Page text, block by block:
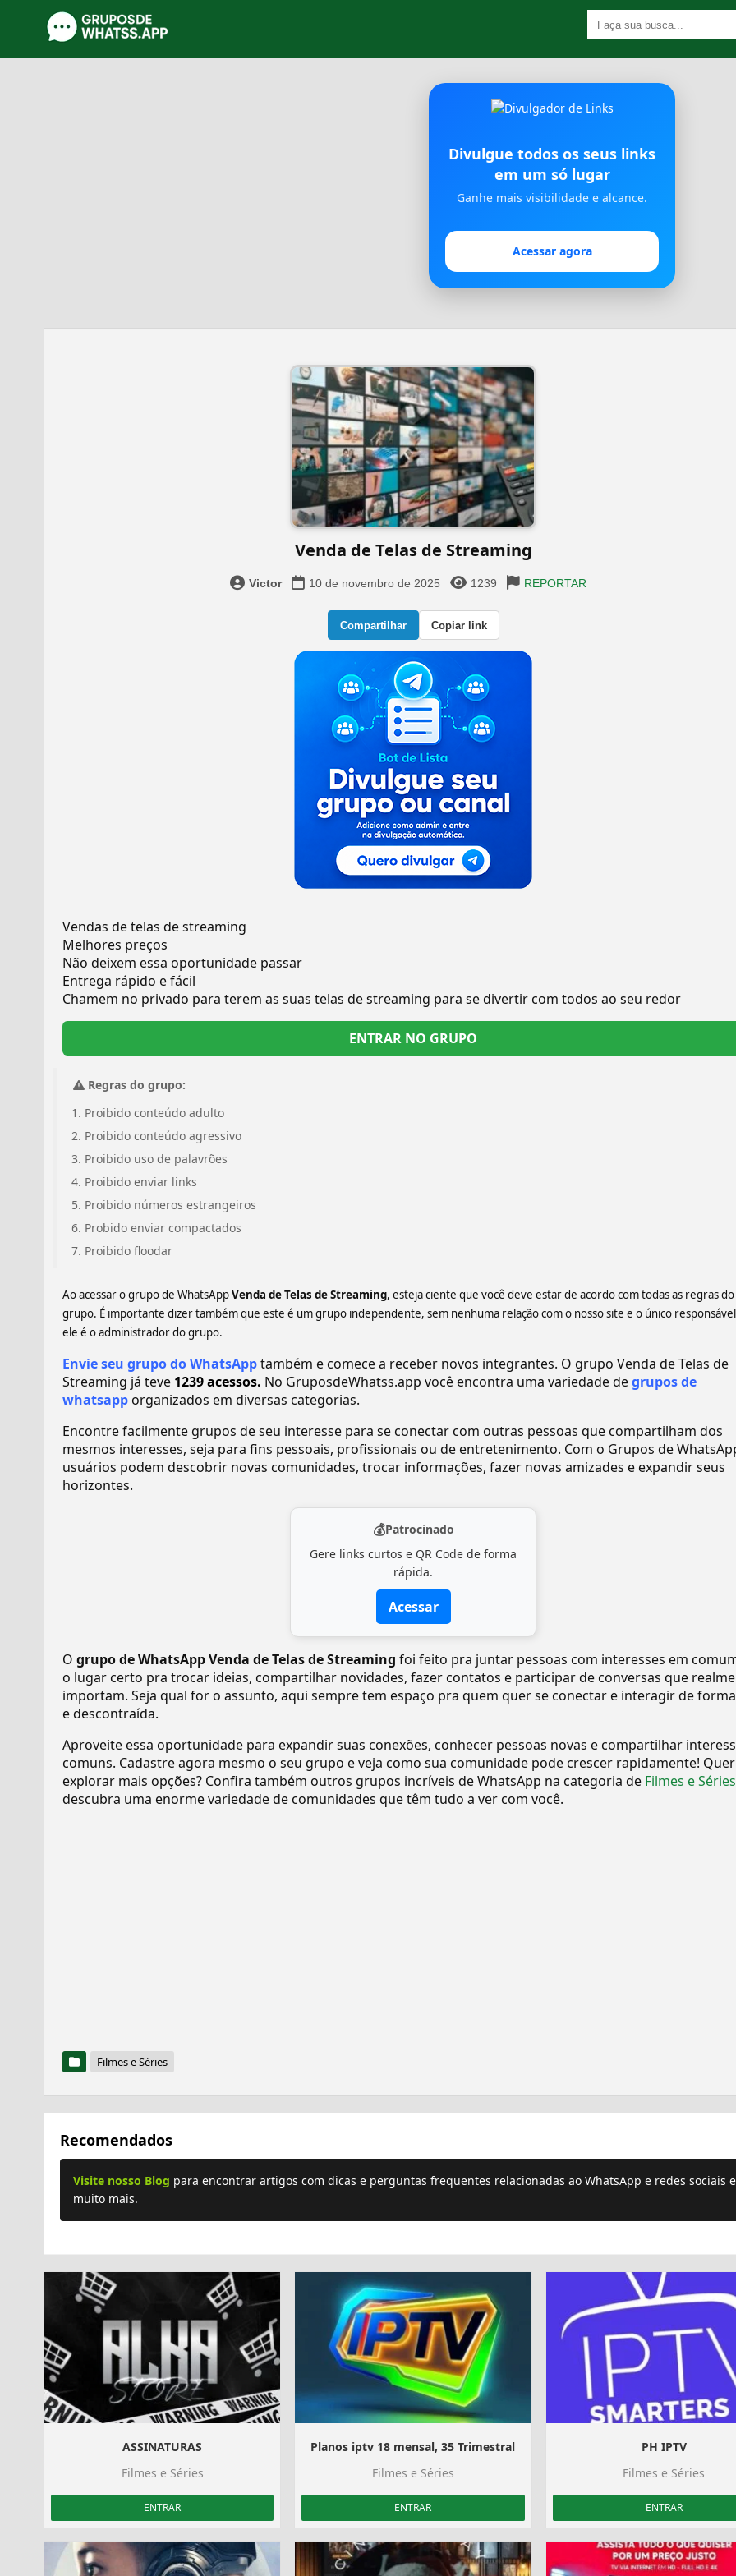
Divulgue todos os seus links
em um só lugar
Ganhe mais visibilidade e alcance.
Acessar agora
Venda de Telas de Streaming
Victor 10 de novembro de 2025 1239 REPORTAR
Compartilhar Copiar link
Vendas de telas de streaming
Melhores preços
Não deixem essa oportunidade passar
Entrega rápido e fácil
Chamem no privado para terem as suas telas de streaming para se divertir com todos ao seu redor
ENTRAR NO GRUPO
Regras do grupo:
Proibido conteúdo adulto
Proibido conteúdo agressivo
Proibido uso de palavrões
Proibido enviar links
Proibido números estrangeiros
Probido enviar compactados
Proibido floodar
Ao acessar o grupo de WhatsAppVenda de Telas de Streaming, esteja ciente que você deve estar de acordo com todas as regras do
grupo. É importante dizer também que este é um grupo independente, sem nenhuma relação com o nosso site e o único
ele é o administrador do grupo.
Envie seu grupo do WhatsApptambém e comece a receber novos integrantes. O grupo Venda de Telas de
Streaming já teve 1239 acessos. No GruposdeWhatss.app você encontra uma variedade degrupos de
whatsapporganizados em diversas categorias.
Encontre facilmente grupos de seu interesse para se conectar com outras pessoas que compartilham dos
mesmos interesses, seja para fins pessoais, profissionais ou de entretenimento. Com o Grupos de
usuários podem descobrir novas comunidades, trocar informações, fazer novas amizades e expandir seus
horizontes.
💰Patrocinado
Gere links curtos e QR Code de forma
rápida.
Acessar
O grupo de WhatsApp Venda de Telas de Streaming foi feito pra juntar pessoas com interesses em
o lugar certo pra trocar ideias, compartilhar novidades, fazer contatos e participar de conversas que
importam. Seja qual for o assunto, aqui sempre tem espaço pra quem quer se conectar e interagir de
e descontraída.
Aproveite essa oportunidade para expandir suas conexões, conhecer pessoas novas e compartilhar
comuns. Cadastre agora mesmo o seu grupo e veja como sua comunidade pode crescer rapidamente! Quer
explorar mais opções? Confira também outros grupos incríveis de WhatsApp na categoria de Filmes e Séries
descubra uma enorme variedade de comunidades que têm tudo a ver com você.
Filmes e Séries
Recomendados
Visite nosso Blog para encontrar artigos com dicas e perguntas frequentes relacionadas ao WhatsApp e redes sociais e
muito mais.
ASSINATURAS
Filmes e Séries
ENTRAR
Planos iptv 18 mensal, 35 Trimestral
Filmes e Séries
ENTRAR
PH IPTV
Filmes e Séries
ENTRAR